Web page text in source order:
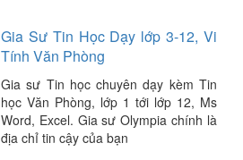
Gia Sư Tin Học Dạy lớp 3-12, Vi
Tính Văn Phòng
Gia sư Tin học chuyên dạy kèm Tin
học Văn Phòng, lớp 1 tới lớp 12, Ms
Word, Excel. Gia sư Olympia chính là
địa chỉ tin cậy của bạn